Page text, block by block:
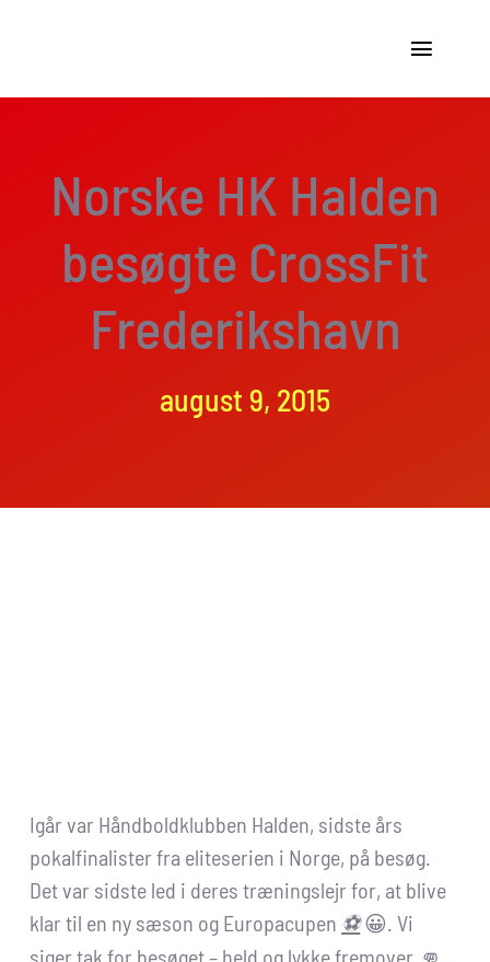
Toggle
Forløb
Medlemsskaber
Norske HK Halden
besøgte CrossFit
Frederikshavn
august 9, 2015
Igår var Håndboldklubben Halden, sidste års
pokalfinalister fra eliteserien i Norge, på besøg.
Det var sidste led i deres træningslejr for, at blive
klar til en ny sæson og Europacupen ⚽😀. Vi